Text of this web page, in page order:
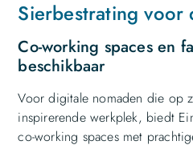
Sierbestrating voor
Co-working spaces en
beschikbaar
Voor digitale nomaden die op
inspirerende werkplek, biedt
co-working spaces met